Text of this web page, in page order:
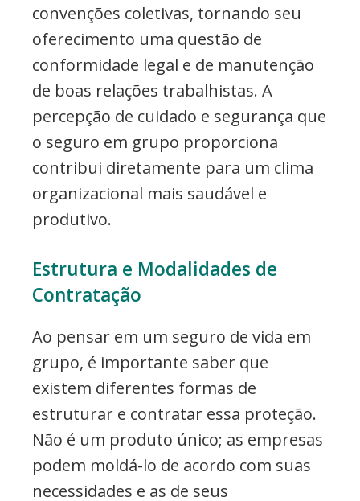
convenções coletivas, tornando seu
oferecimento uma questão de
conformidade legal e de manutenção
de boas relações trabalhistas. A
percepção de cuidado e segurança que
o seguro em grupo proporciona
contribui diretamente para um clima
organizacional mais saudável e
produtivo.
Estrutura e Modalidades de
Contratação
Ao pensar em um seguro de vida em
grupo, é importante saber que
existem diferentes formas de
estruturar e contratar essa proteção.
Não é um produto único; as empresas
podem moldá-lo de acordo com suas
necessidades e as de seus